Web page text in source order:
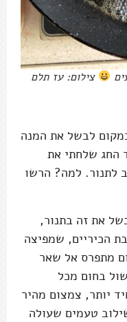
צילום: עז תלם
לבשל את המנה
החג שלחתי את
לתנור. למה? הרשו
את זה בתנור,
הכיריים, שמפיצה
מתפרס אל שאר
בחום מכל
יותר, צמצום מהיר
טעמים שעולה